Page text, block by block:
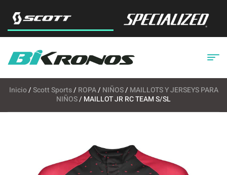
Inicio/Scott Sports/ ROPA/ NIÑOS/ MAILLOTS Y JERSEYS PARA
NIÑOS/ MAILLOT JR RC TEAM S/SL